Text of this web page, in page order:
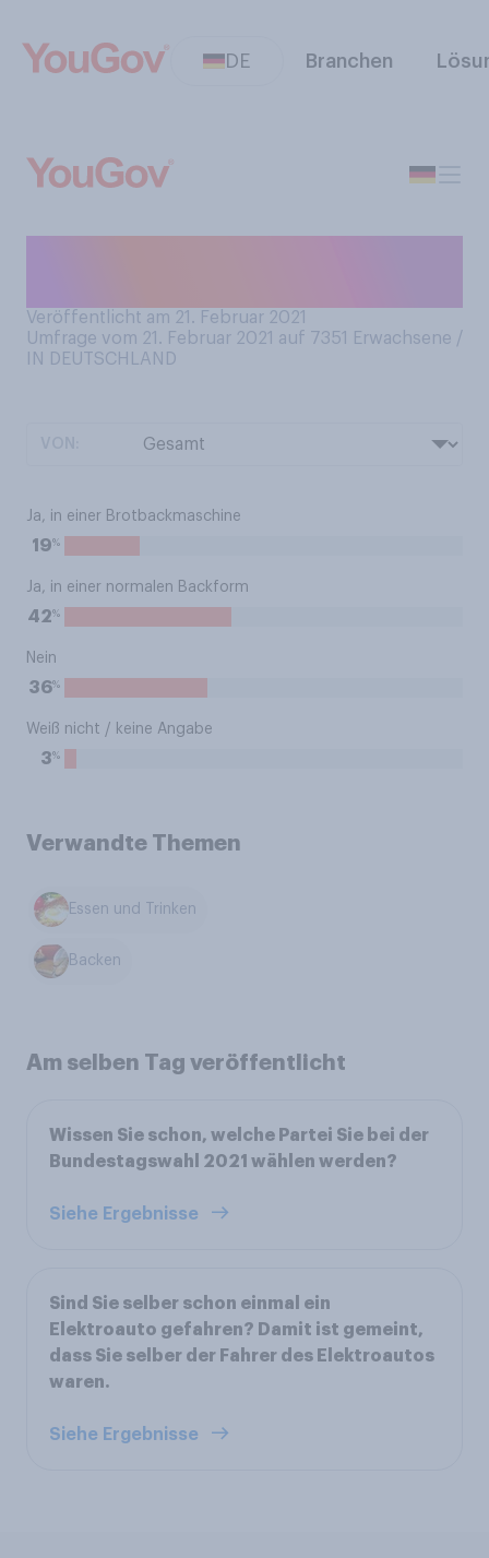
DE Branchen
Veröffentlicht am 21. Februar 2021
Umfrage vom 21. Februar 2021 auf 7351
Erwachsene /
IN DEUTSCHLAND
Ja, in einer Brotbackmaschine
19%
Ja, in einer normalen Backform
42%
Nein
36%
Weiß nicht / keine Angabe
3%
Verwandte Themen
Essen und Trinken
Backen
Am selben Tag veröffentlicht
Wissen Sie schon, welche Partei Sie bei der
Bundestagswahl 2021 wählen werden?
Siehe Ergebnisse
Sind Sie selber schon einmal ein
Elektroauto gefahren? Damit ist gemeint,
dass Sie selber der Fahrer des Elektroautos
waren.
Siehe Ergebnisse